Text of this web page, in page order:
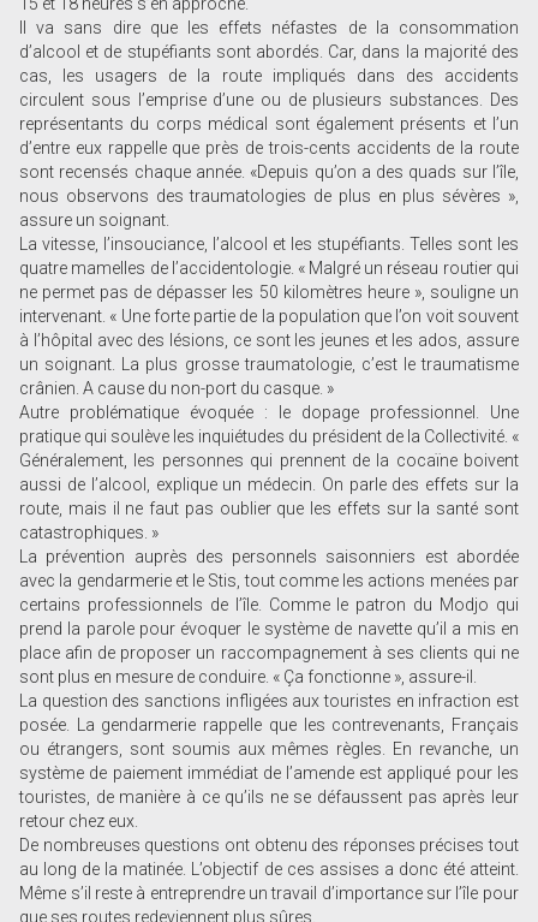
Il va sans dire que les effets néfastes de la consommation
d’alcool et de stupéfiants sont abordés. Car, dans la majorité des
cas, les usagers de la route impliqués dans des accidents
circulent sous l’emprise d’une ou de plusieurs substances. Des
représentants du corps médical sont également présents et l’un
d’entre eux rappelle que près de trois-cents accidents de la route
sont recensés chaque année. «Depuis qu’on a des quads sur l’île,
nous observons des traumatologies de plus en plus sévères »,
assure un soignant.
La vitesse, l’insouciance, l’alcool et les stupéfiants. Telles sont les
quatre mamelles de l’accidentologie. « Malgré un réseau routier qui
ne permet pas de dépasser les 50 kilomètres heure », souligne un
intervenant. « Une forte partie de la population que l’on voit souvent
à l’hôpital avec des lésions, ce sont les jeunes et les ados, assure
un soignant. La plus grosse traumatologie, c’est le traumatisme
crânien. A cause du non-port du casque. »
Autre problématique évoquée : le dopage professionnel. Une
pratique qui soulève les inquiétudes du président de la Collectivité. «
Généralement, les personnes qui prennent de la cocaïne boivent
aussi de l’alcool, explique un médecin. On parle des effets sur la
route, mais il ne faut pas oublier que les effets sur la santé sont
catastrophiques. »
La prévention auprès des personnels saisonniers est abordée
avec la gendarmerie et le Stis, tout comme les actions menées par
certains professionnels de l’île. Comme le patron du Modjo qui
prend la parole pour évoquer le système de navette qu’il a mis en
place afin de proposer un raccompagnement à ses clients qui ne
sont plus en mesure de conduire. « Ça fonctionne », assure-il.
La question des sanctions infligées aux touristes en infraction est
posée. La gendarmerie rappelle que les contrevenants, Français
ou étrangers, sont soumis aux mêmes règles. En revanche, un
système de paiement immédiat de l’amende est appliqué pour les
touristes, de manière à ce qu’ils ne se défaussent pas après leur
retour chez eux.
De nombreuses questions ont obtenu des réponses précises tout
au long de la matinée. L’objectif de ces assises a donc été atteint.
Même s’il reste à entreprendre un travail d’importance sur l’île pour
que ses routes redeviennent plus sûres.